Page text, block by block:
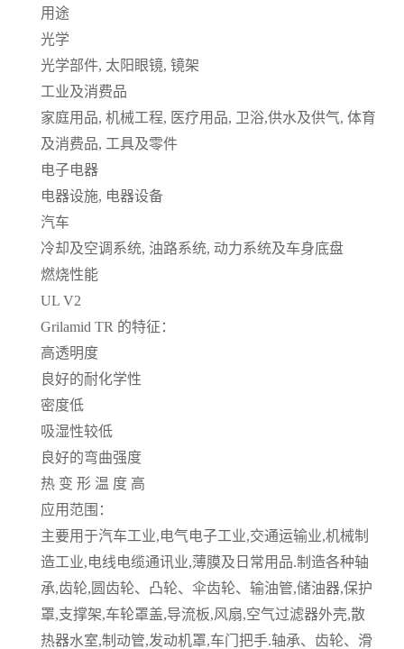
用途
光学
光学部件, 太阳眼镜, 镜架
工业及消费品
家庭用品, 机械工程, 医疗用品, 卫浴,供水及供气, 体育
及消费品, 工具及零件
电子电器
电器设施, 电器设备
汽车
冷却及空调系统, 油路系统, 动力系统及车身底盘
燃烧性能
UL V2
Grilamid TR 的特征：
高透明度
良好的耐化学性
密度低
吸湿性较低
良好的弯曲强度
热 变 形 温 度 高
应用范围：
主要用于汽车工业,电气电子工业,交通运输业,机械制
造工业,电线电缆通讯业,薄膜及日常用品.制造各种轴
承,齿轮,圆齿轮、凸轮、伞齿轮、输油管,储油器,保护
罩,支撑架,车轮罩盖,导流板,风扇,空气过滤器外壳,散
热器水室,制动管,发动机罩,车门把手.轴承、齿轮、滑